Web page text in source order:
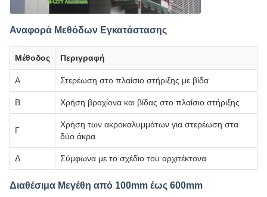
Αναφορά Μεθόδων Εγκατάστασης
Μέθοδος Περιγραφή
Α Στερέωση στο πλαίσιο στήριξης με βίδα
Β Χρήση βραχίονα και βίδας στο πλαίσιο στήριξης
Γ
Χρήση των ακροκαλυμμάτων για στερέωση στα
δύο άκρα
Δ Σύμφωνα με το σχέδιο του αρχιτέκτονα
Διαθέσιμα Μεγέθη από 100mm έως 600mm